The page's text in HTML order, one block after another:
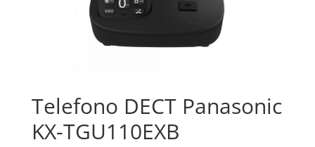
Telefono DECT Panasonic
KX-TGU110EXB